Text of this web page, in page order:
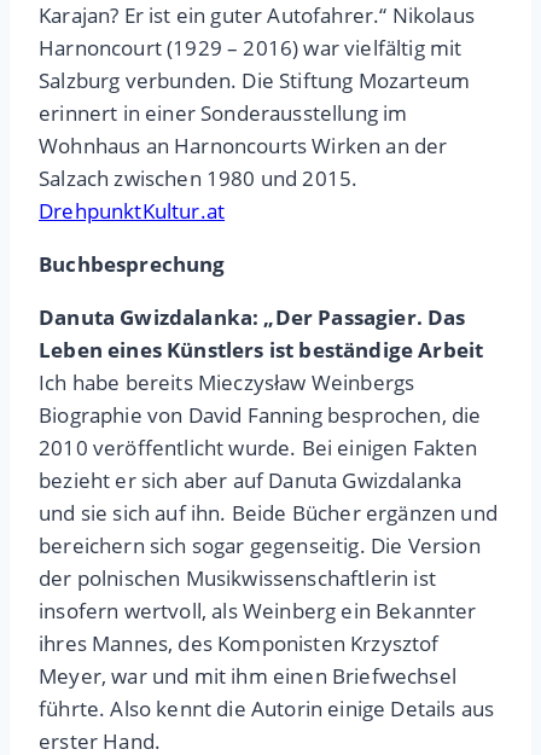
Karajan? Er ist ein guter Autofahrer.“ Nikolaus
Harnoncourt (1929 – 2016) war vielfältig mit
Salzburg verbunden. Die Stiftung Mozarteum
erinnert in einer Sonderausstellung im
Wohnhaus an Harnoncourts Wirken an der
Salzach zwischen 1980 und 2015.
DrehpunktKultur.at
Buchbesprechung
Danuta Gwizdalanka: „Der Passagier. Das
Leben eines Künstlers ist beständige Arbeit
Ich habe bereits Mieczysław Weinbergs
Biographie von David Fanning besprochen, die
2010 veröffentlicht wurde. Bei einigen Fakten
bezieht er sich aber auf Danuta Gwizdalanka
und sie sich auf ihn. Beide Bücher ergänzen und
bereichern sich sogar gegenseitig. Die Version
der polnischen Musikwissenschaftlerin ist
insofern wertvoll, als Weinberg ein Bekannter
ihres Mannes, des Komponisten Krzysztof
Meyer, war und mit ihm einen Briefwechsel
führte. Also kennt die Autorin einige Details aus
erster Hand.